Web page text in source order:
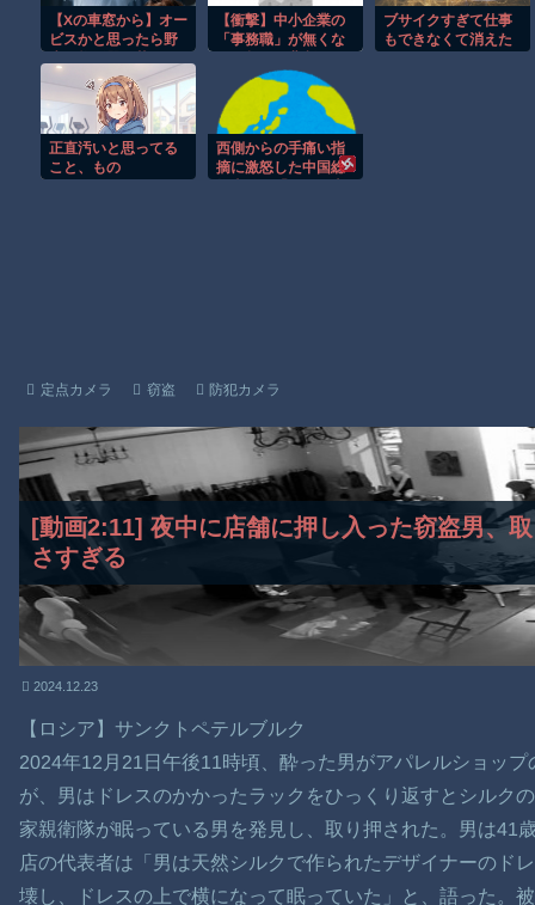
【動画】世界一過酷なオフロードレースのコース設計が絶対にお
ｗｗｗｗ
【珍事】サッカーの試合が原因で交通事故が起きてしまう。
Amazon「マンガ毎週末セール（50%還元）」アツいスポーツマ
【Xの車窓から】オー
ビスかと思ったら野
か
【衝撃】中小企業の
「事務職」が無くな
レらしい…
ブサイクすぎて仕事
もできなくて消えた
正直汚いと思ってる
こと、もの
西側からの手痛い指
摘に激怒した中国総
定点カメラ 窃盗 防犯カメラ
[動画2:11] 夜中に店舗に押し入った窃盗男、
さすぎる
2024.12.23
【ロシア】サンクトペテルブルク
2024年12月21日午後11時頃、酔った男がアパレルショッ
が、男はドレスのかかったラックをひっくり返すとシルク
家親衛隊が眠っている男を発見し、取り押された。男は41
店の代表者は「男は天然シルクで作られたデザイナーのド
壊し、ドレスの上で横になって眠っていた」と、語った。